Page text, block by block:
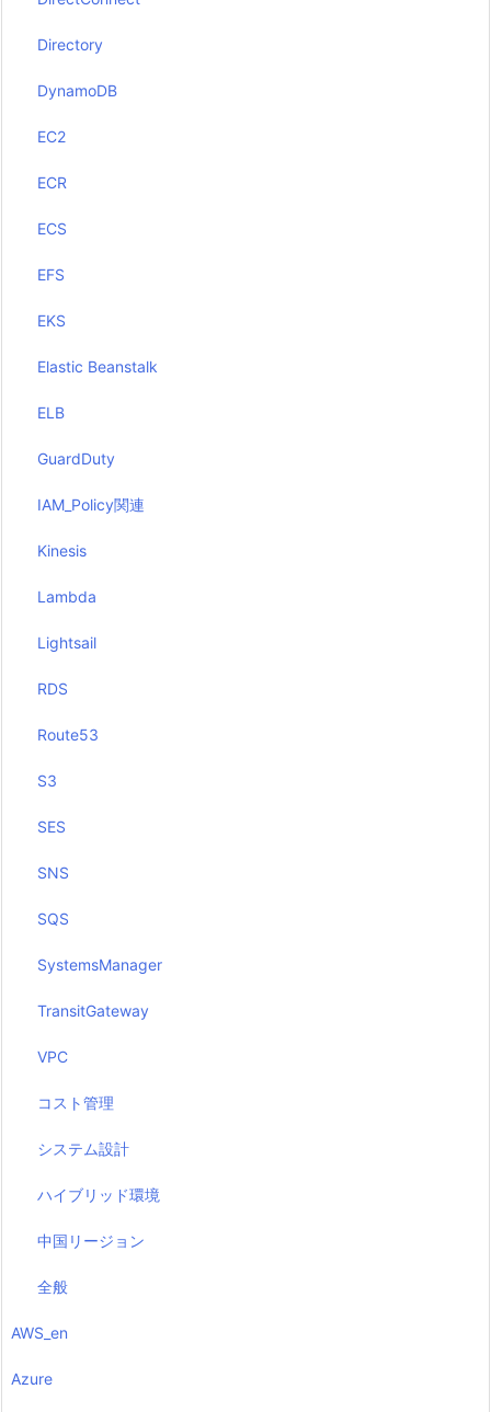
Directory
DynamoDB
EC2
ECR
ECS
EFS
EKS
Elastic Beanstalk
ELB
GuardDuty
IAM_Policy関連
Kinesis
Lambda
Lightsail
RDS
Route53
S3
SES
SNS
SQS
SystemsManager
TransitGateway
VPC
コスト管理
システム設計
ハイブリッド環境
中国リージョン
全般
AWS_en
Azure